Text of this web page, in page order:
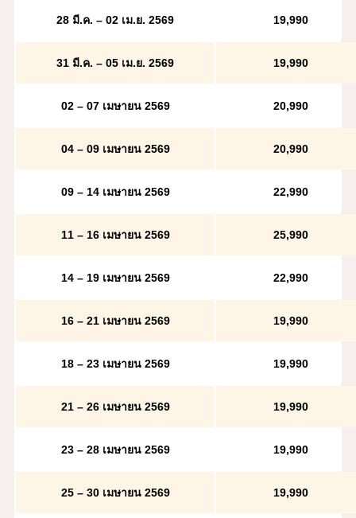
28 มี.ค. – 02 เม.ย. 2569 19,990
31 มี.ค. – 05 เม.ย. 2569 19,990
02 – 07 เมษายน 2569 20,990
04 – 09 เมษายน 2569 20,990
09 – 14 เมษายน 2569 22,990
11 – 16 เมษายน 2569 25,990
14 – 19 เมษายน 2569 22,990
16 – 21 เมษายน 2569 19,990
18 – 23 เมษายน 2569 19,990
21 – 26 เมษายน 2569 19,990
23 – 28 เมษายน 2569 19,990
25 – 30 เมษายน 2569 19,990